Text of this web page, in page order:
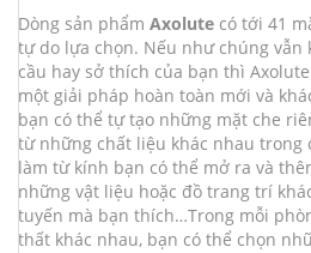
Dòng sản phẩm Axolute có tới 41
tự do lựa chọn. Nếu như chúng
cầu hay sở thích của bạn thì
một giải pháp hoàn toàn mới và
bạn có thể tự tạo những mặt che
từ những chất liệu khác nhau trong
làm từ kính bạn có thể mở ra và
những vật liệu hoặc đồ trang trí
tuyến mà bạn thích…Trong mỗi
thất khác nhau, bạn có thể chọn